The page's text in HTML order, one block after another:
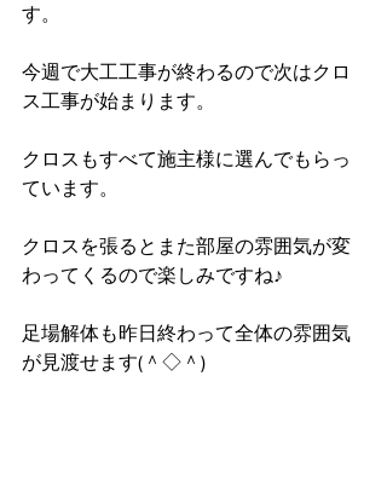
す。
今週で大工工事が終わるので次はクロ
ス工事が始まります。
クロスもすべて施主様に選んでもらっ
ています。
クロスを張るとまた部屋の雰囲気が変
わってくるので楽しみですね♪
足場解体も昨日終わって全体の雰囲気
が見渡せます(＾◇＾)